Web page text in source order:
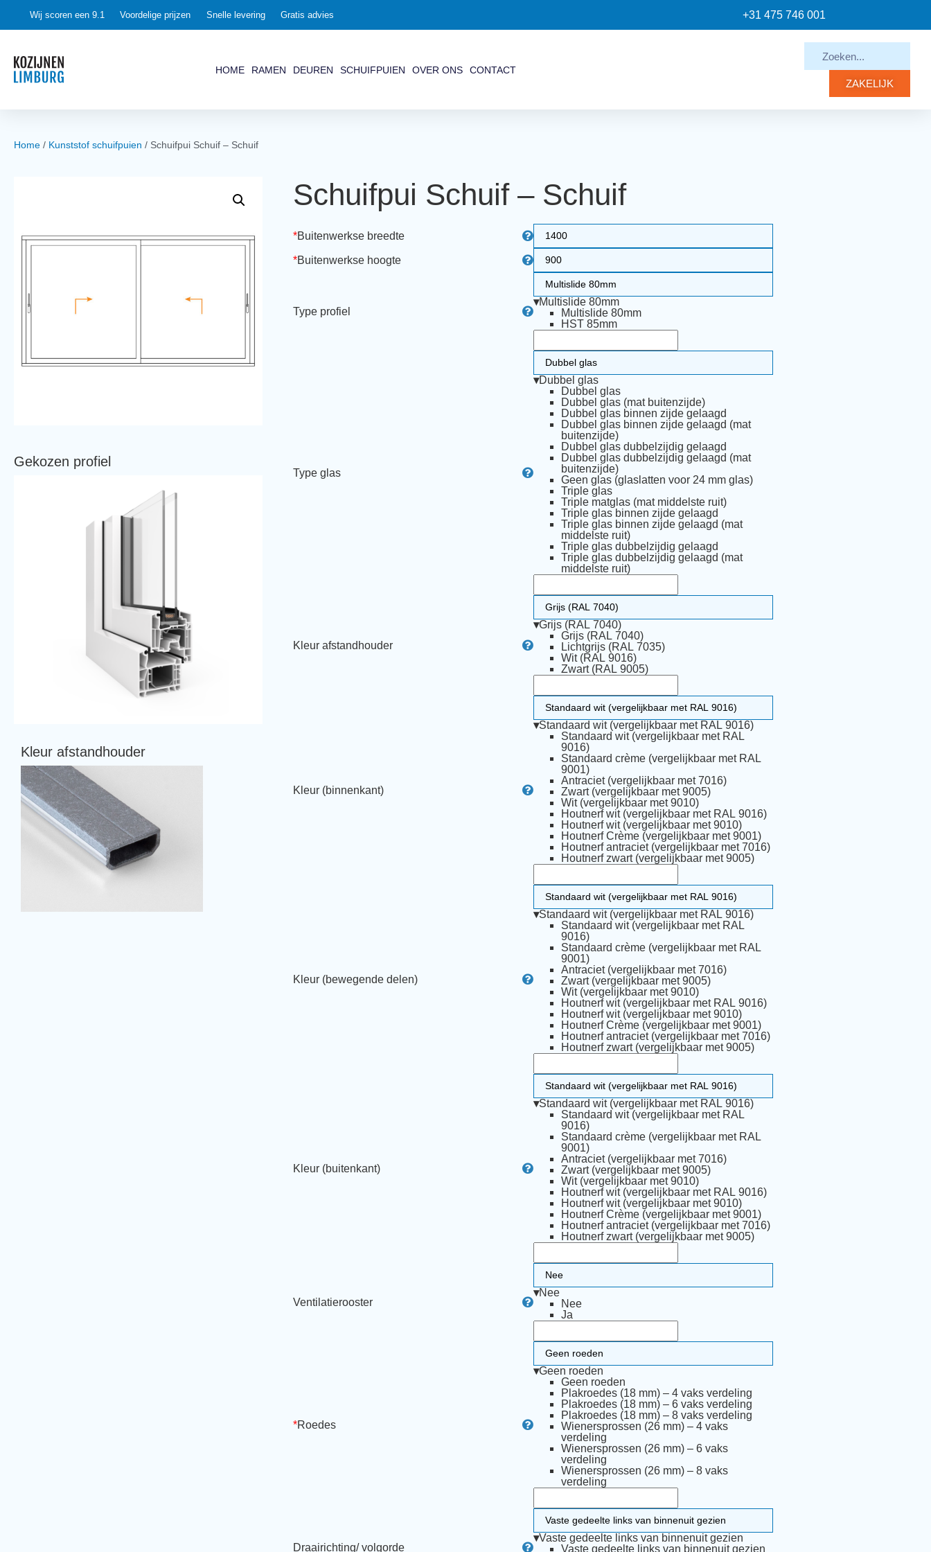
Wij scoren een 9.1 Voordelige prijzen Snelle levering Gratis advies +31 475 746 001
HOME RAMEN DEUREN SCHUIFPUIEN OVER ONS CONTACT
ZAKELIJK
Home / Kunststof schuifpuien / Schuifpui Schuif – Schuif
Gekozen profiel
Kleur afstandhouder
Schuifpui Schuif – Schuif
*Buitenwerkse breedte
*Buitenwerkse hoogte
Type profiel
Multislide 80mm
▾
Multislide 80mm
HST 85mm
Type glas
Dubbel glas
▾
Dubbel glas
Dubbel glas (mat buitenzijde)
Dubbel glas binnen zijde gelaagd
Dubbel glas binnen zijde gelaagd (mat
buitenzijde)
Dubbel glas dubbelzijdig gelaagd
Dubbel glas dubbelzijdig gelaagd (mat
buitenzijde)
Geen glas (glaslatten voor 24 mm glas)
Triple glas
Triple matglas (mat middelste ruit)
Triple glas binnen zijde gelaagd
Triple glas binnen zijde gelaagd (mat
middelste ruit)
Triple glas dubbelzijdig gelaagd
Triple glas dubbelzijdig gelaagd (mat
middelste ruit)
Kleur afstandhouder
Grijs (RAL 7040)
▾
Grijs (RAL 7040)
Lichtgrijs (RAL 7035)
Wit (RAL 9016)
Zwart (RAL 9005)
Kleur (binnenkant)
Standaard wit (vergelijkbaar met RAL 9016)
▾
Standaard wit (vergelijkbaar met RAL
9016)
Standaard crème (vergelijkbaar met RAL
9001)
Antraciet (vergelijkbaar met 7016)
Zwart (vergelijkbaar met 9005)
Wit (vergelijkbaar met 9010)
Houtnerf wit (vergelijkbaar met RAL 9016)
Houtnerf wit (vergelijkbaar met 9010)
Houtnerf Crème (vergelijkbaar met 9001)
Houtnerf antraciet (vergelijkbaar met 7016)
Houtnerf zwart (vergelijkbaar met 9005)
Kleur (bewegende delen)
Standaard wit (vergelijkbaar met RAL 9016)
▾
Standaard wit (vergelijkbaar met RAL
9016)
Standaard crème (vergelijkbaar met RAL
9001)
Antraciet (vergelijkbaar met 7016)
Zwart (vergelijkbaar met 9005)
Wit (vergelijkbaar met 9010)
Houtnerf wit (vergelijkbaar met RAL 9016)
Houtnerf wit (vergelijkbaar met 9010)
Houtnerf Crème (vergelijkbaar met 9001)
Houtnerf antraciet (vergelijkbaar met 7016)
Houtnerf zwart (vergelijkbaar met 9005)
Kleur (buitenkant)
Standaard wit (vergelijkbaar met RAL 9016)
▾
Standaard wit (vergelijkbaar met RAL
9016)
Standaard crème (vergelijkbaar met RAL
9001)
Antraciet (vergelijkbaar met 7016)
Zwart (vergelijkbaar met 9005)
Wit (vergelijkbaar met 9010)
Houtnerf wit (vergelijkbaar met RAL 9016)
Houtnerf wit (vergelijkbaar met 9010)
Houtnerf Crème (vergelijkbaar met 9001)
Houtnerf antraciet (vergelijkbaar met 7016)
Houtnerf zwart (vergelijkbaar met 9005)
Ventilatierooster
Nee
▾
Nee
Ja
*Roedes
Geen roeden
▾
Geen roeden
Plakroedes (18 mm) – 4 vaks verdeling
Plakroedes (18 mm) – 6 vaks verdeling
Plakroedes (18 mm) – 8 vaks verdeling
Wienersprossen (26 mm) – 4 vaks
verdeling
Wienersprossen (26 mm) – 6 vaks
verdeling
Wienersprossen (26 mm) – 8 vaks
verdeling
Draairichting/ volgorde
Vaste gedeelte links van binnenuit gezien
▾
Vaste gedeelte links van binnenuit gezien